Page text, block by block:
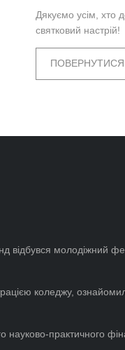
Дякуємо усім, хто
святковий настрій!
ПОВЕРНУТИСЯ
відбувся молодіжний
коледжу,
практичного